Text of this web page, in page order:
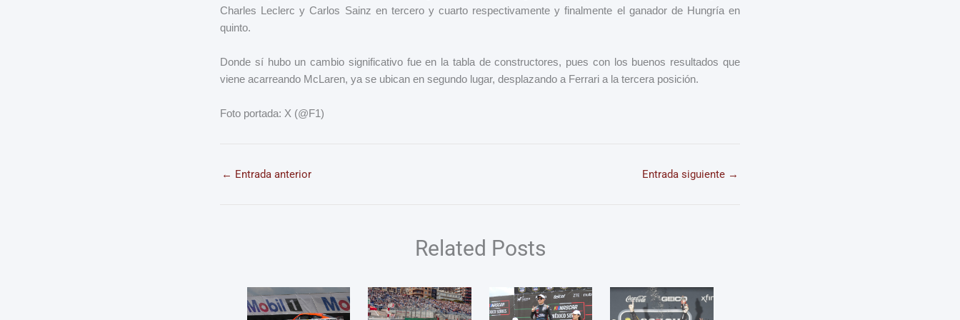
Charles Leclerc y Carlos Sainz en tercero y cuarto respectivamente y finalmente el ganador de Hungría en
quinto.
Donde sí hubo un cambio significativo fue en la tabla de constructores, pues con los buenos resultados que
viene acarreando McLaren, ya se ubican en segundo lugar, desplazando a Ferrari a la tercera posición.
Foto portada: X (@F1)
← Entrada anterior Entrada siguiente →
Related Posts